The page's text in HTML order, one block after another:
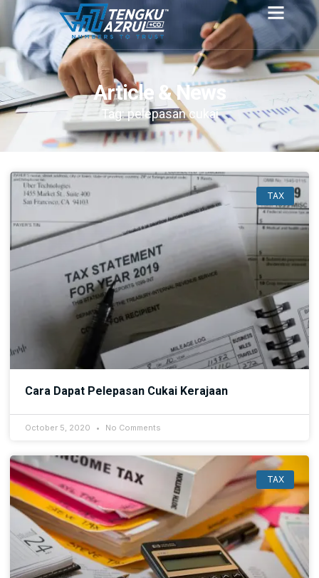
Article & News
Tag: pelepasan cukai
TAX
Cara Dapat Pelepasan Cukai Kerajaan
October 5, 2020 No Comments
TAX